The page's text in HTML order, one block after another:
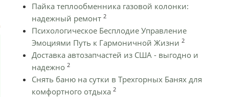
Пайка теплообменника газовой колонки:
надежный ремонт 2
Психологическое Бесплодие Управление
Эмоциями Путь к Гармоничной Жизни 2
Доставка автозапчастей из США - выгодно и
надежно 2
Снять баню на сутки в Трехгорных Банях для
комфортного отдыха 2